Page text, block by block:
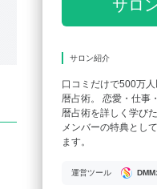
サロ
サロン紹介
口コミだけで500万
暦占術。 恋愛・仕事
暦占術を詳しく学び
メンバーの特典とし
ます。
運営ツール